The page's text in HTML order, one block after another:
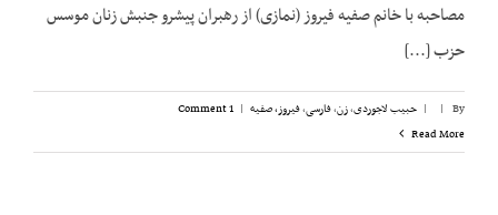
مصاحبه با خانم صفیه فیروز (نمازی) از رهبران پیشرو جنبش زنان موسس
حزب [...]
By
|
| حبیب لاجوردی,زن,فارسی,فیروز، صفیه |
1 Comment
Read More